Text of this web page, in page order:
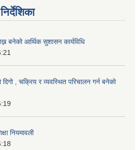
बनेको आर्थिक सुशासन कार्यविधि
, चक्रिय र व्यवस्थित परिचालन गर्न बनेको
नियमावली